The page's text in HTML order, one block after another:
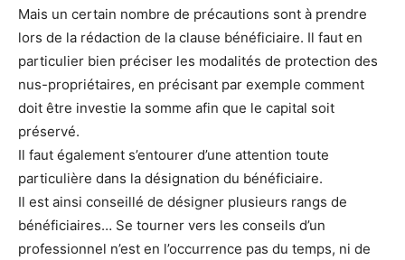
Mais un certain nombre de précautions sont à prendre
lors de la rédaction de la clause bénéficiaire. Il faut en
particulier bien préciser les modalités de protection des
nus-propriétaires, en précisant par exemple comment
doit être investie la somme afin que le capital soit
préservé.
Il faut également s’entourer d’une attention toute
particulière dans la désignation du bénéficiaire.
Il est ainsi conseillé de désigner plusieurs rangs de
bénéficiaires… Se tourner vers les conseils d’un
professionnel n’est en l’occurrence pas du temps, ni de